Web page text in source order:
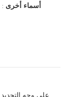
أسماء أخرى :